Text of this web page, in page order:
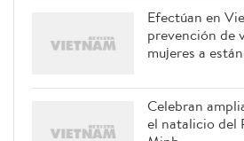
Efectúan en
prevención de
mujeres a
Celebran
el natalicio del